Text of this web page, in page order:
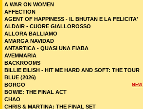
A WAR ON WOMEN
AFFECTION
AGENT OF HAPPINESS - IL BHUTAN E LA FELICITA'
ALDAIR - CUORE GIALLOROSSO
ALLORA BALLIAMO
AMARGA NAVIDAD
ANTARTICA - QUASI UNA FIABA
AVEMMARIA
BACKROOMS
BILLIE EILISH - HIT ME HARD AND SOFT: THE TOUR
BLUE (2026)
NEW
BORGO
BOWIE: THE FINAL ACT
CHAO
CHRIS & MARTINA: THE FINAL SET